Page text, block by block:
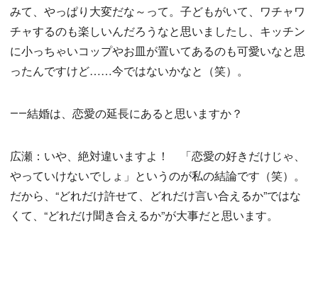
みて、やっぱり大変だな～って。子どもがいて、ワチャワ
チャするのも楽しいんだろうなと思いましたし、キッチン
に小っちゃいコップやお皿が置いてあるのも可愛いなと思
ったんですけど……今ではないかなと（笑）。
――結婚は、恋愛の延長にあると思いますか？
広瀬：いや、絶対違いますよ！ 「恋愛の好きだけじゃ、
やっていけないでしょ」というのが私の結論です（笑）。
だから、“どれだけ許せて、どれだけ言い合えるか”ではな
くて、“どれだけ聞き合えるか”が大事だと思います。